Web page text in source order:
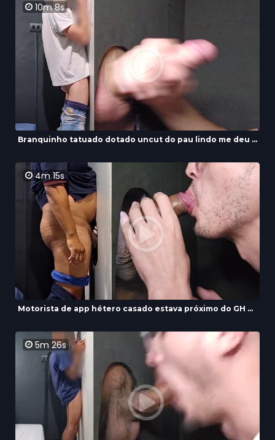
10m 8s
Branquinho tatuado dotado uncut do pau lindo me deu ...
4m 15s
Motorista de app hétero casado estava próximo do GH ...
5m 26s